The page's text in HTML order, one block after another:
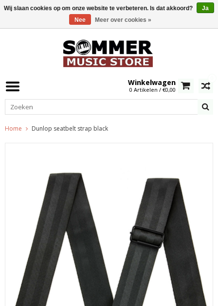
Winkelwagen
0 Artikelen / €0,00
Home Dunlop seatbelt strap black
Wij slaan cookies op om onze website te verbeteren. Is dat akkoord?
Ja
Nee
Meer over cookies »